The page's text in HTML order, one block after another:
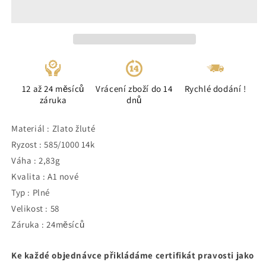
12 až 24 měsíců
záruka
Vrácení zboží do 14
dnů
Rychlé dodání !
Materiál : Zlato žluté
Ryzost : 585/1000 14k
Váha : 2,83g
Kvalita : A1 nové
Typ : Plné
Velikost : 58
Záruka : 24měsíců
Ke každé objednávce přikládáme certifikát pravosti jako